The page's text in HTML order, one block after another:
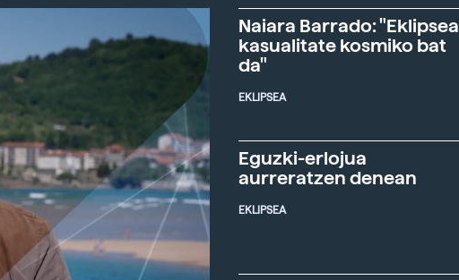
Naiara Barrado: "Eklipsea
kasualitate kosmiko bat
da"
EKLIPSEA
Eguzki-erlojua
aurreratzen denean
EKLIPSEA